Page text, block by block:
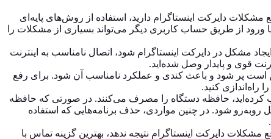
دایرکت اینستاگرام دارید، استفاده از روش‌های پایه‌ای
از طریق حساب کاربری دیگر می‌تواند بسیاری از مشکلات را
مشکل در دایرکت اینستاگرام شود، اتصال نامناسب به اینترنت
قوی و پایدار وصل شده‌اید.
پر شود و باعث کندی و عملکرد نامناسب آن شود. برای رفع
راه‌اندازی کنید.
کرده‌اید، حافظه دستگاه را مصرف می‌کنند. در صورتی که حافظه
شود. در چنین مواردی، حذف برنامه‌هایی که استفاده
دایرکت اینستاگرام نتیجه ندهد، بهترین گزینه تماس با